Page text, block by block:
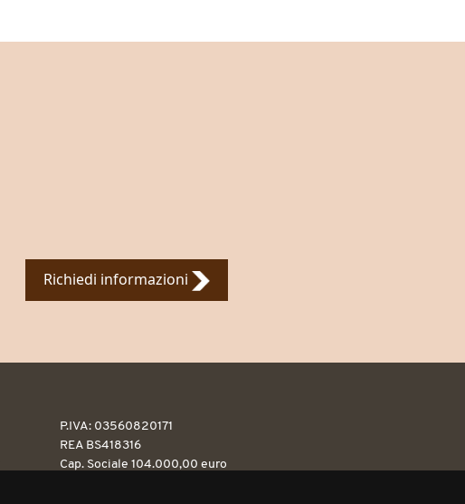
Richiedi informazioni
P.IVA: 03560820171
REA BS418316
Cap. Sociale 104.000,00 euro